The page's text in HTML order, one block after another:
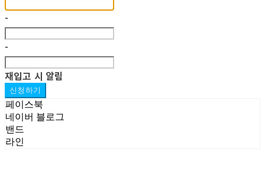
-
-
재입고 시 알림
신청하기
페이스북
네이버 블로그
밴드
라인